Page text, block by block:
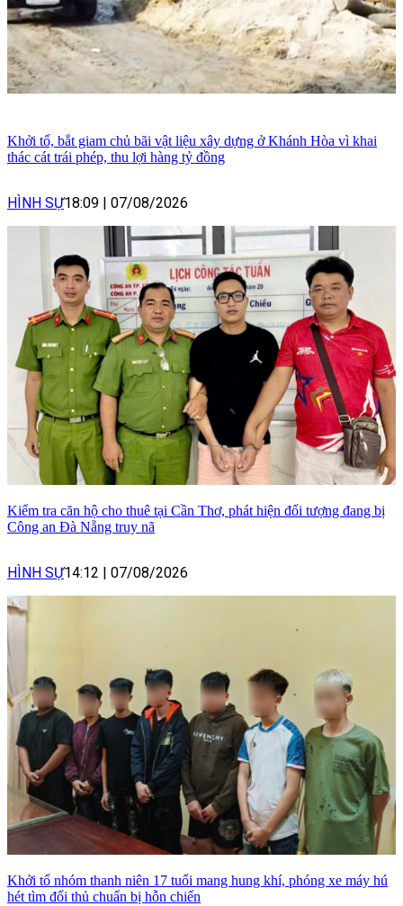
Khởi tố, bắt giam chủ bãi vật liệu xây dựng ở Khánh Hòa vì khai
thác cát trái phép, thu lợi hàng tỷ đồng
HÌNH SỰ18:09 07/08/2026
Kiểm tra căn hộ cho thuê tại Cần Thơ, phát hiện đối tượng đang bị
Công an Đà Nẵng truy nã
HÌNH SỰ14:12 07/08/2026
Khởi tố nhóm thanh niên 17 tuổi mang hung khí, phóng xe máy hú
hét tìm đối thủ chuẩn bị hỗn chiến